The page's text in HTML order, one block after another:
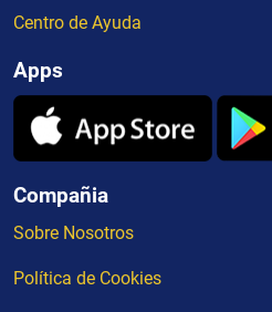
Centro de Ayuda
Apps
Compañia
Sobre Nosotros
Política de Cookies